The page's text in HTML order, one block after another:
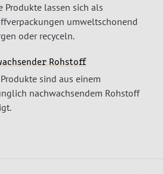
Produkte lassen sich als
umweltschonend
oder recyceln.
Rohstoff
sind aus einem
nachwachsendem Rohstoff